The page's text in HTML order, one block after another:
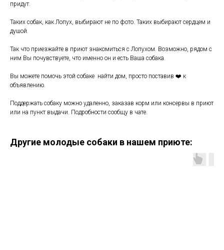
придут.
Таких собак, как Лопух, выбирают не по фото. Таких выбирают сердцем и
душой.
Так что приезжайте в приют знакомиться с Лопухом. Возможно, рядом с
ним Вы почувствуете, что именно он и есть Ваша собака.
Вы можете помочь этой собаке найти дом, просто поставив ❤️ к
объявлению.
Поддержать собаку можно удаленно, заказав корм или консервы в приют
или на пункт выдачи. Подробности сообщу в чате.
Другие молодые собаки в нашем приюте: